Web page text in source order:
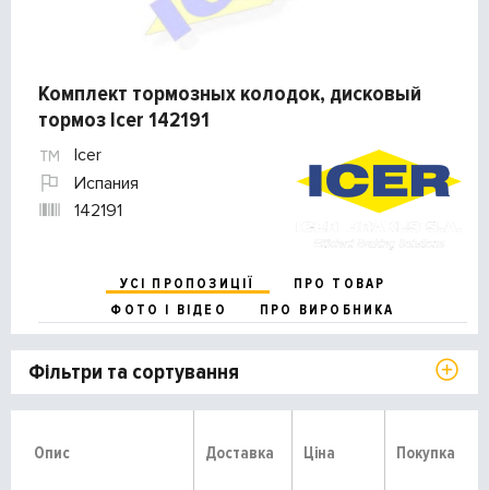
Комплект тормозных колодок, дисковый
тормоз Icer 142191
Icer
Испания
142191
УСІ ПРОПОЗИЦІЇ
ПРО ТОВАР
ФОТО І ВІДЕО
ПРО ВИРОБНИКА
Фільтри та сортування
Опис Доставка Ціна Покупка